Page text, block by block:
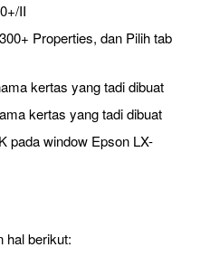
II
Properties, dan Pilih tab
kertas yang tadi dibuat
kertas yang tadi dibuat
pada window Epson LX-
hal berikut: